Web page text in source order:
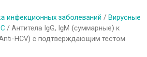
инфекционных заболеваний / Вирусные
/ Антитела IgG, IgM (суммарные) к
HCV) с подтверждающим тестом